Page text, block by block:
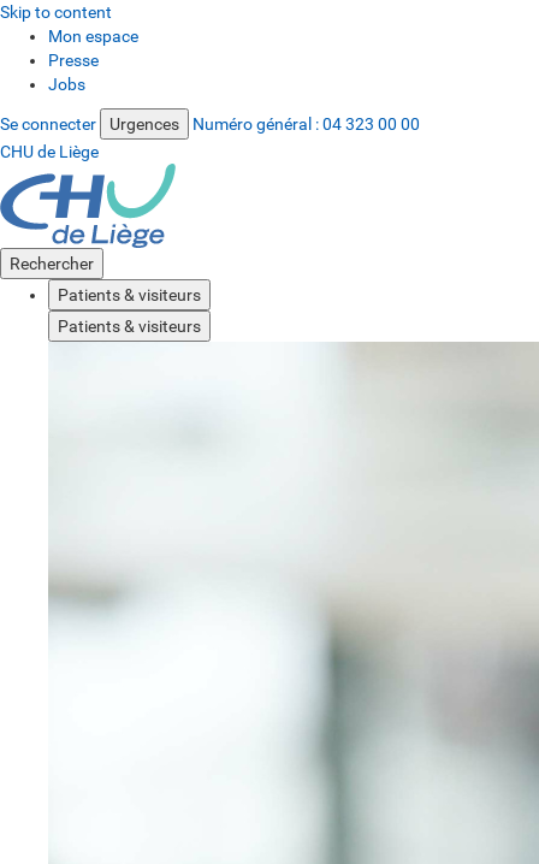
Skip to content
Mon espace
Presse
Jobs
Se connecter Urgences Numéro général :04 323 00 00
CHU de Liège
Rechercher
Patients & visiteurs
Patients & visiteurs